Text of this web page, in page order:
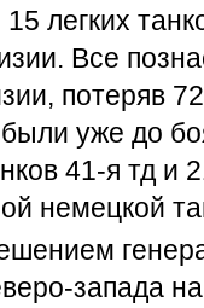
легких
Все
потеряв
уже до
41-я тд и
немецкой
запада